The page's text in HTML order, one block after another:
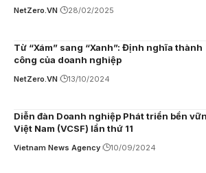
NetZero.VN 28/02/2025
Từ “Xám” sang “Xanh”: Định nghĩa thành
công của doanh nghiệp
NetZero.VN 13/10/2024
Diễn đàn Doanh nghiệp Phát triển bền
Việt Nam (VCSF) lần thứ 11
Vietnam News Agency 10/09/2024